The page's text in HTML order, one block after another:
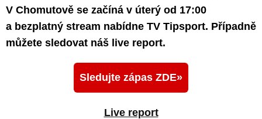
V Chomutově se začíná v úterý od 17:00
a bezplatný stream nabídne TV Tipsport. Případně
můžete sledovat náš live report.
Sledujte zápas ZDE
Live report